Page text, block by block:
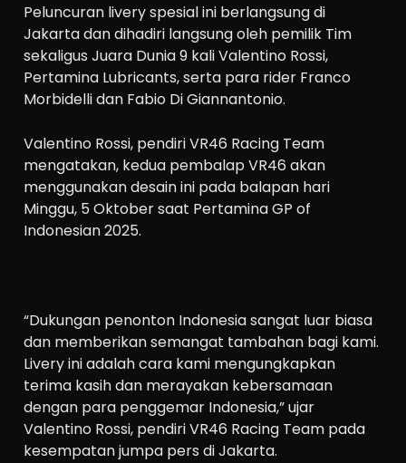
Peluncuran livery spesial ini berlangsung di
Jakarta dan dihadiri langsung oleh pemilik Tim
sekaligus Juara Dunia 9 kali Valentino Rossi,
Pertamina Lubricants, serta para rider Franco
Morbidelli dan Fabio Di Giannantonio.
Valentino Rossi, pendiri VR46 Racing Team
mengatakan, kedua pembalap VR46 akan
menggunakan desain ini pada balapan hari
Minggu, 5 Oktober saat Pertamina GP of
Indonesian 2025.
“Dukungan penonton Indonesia sangat luar biasa
dan memberikan semangat tambahan bagi kami.
Livery ini adalah cara kami mengungkapkan
terima kasih dan merayakan kebersamaan
dengan para penggemar Indonesia,” ujar
Valentino Rossi, pendiri VR46 Racing Team pada
kesempatan jumpa pers di Jakarta.